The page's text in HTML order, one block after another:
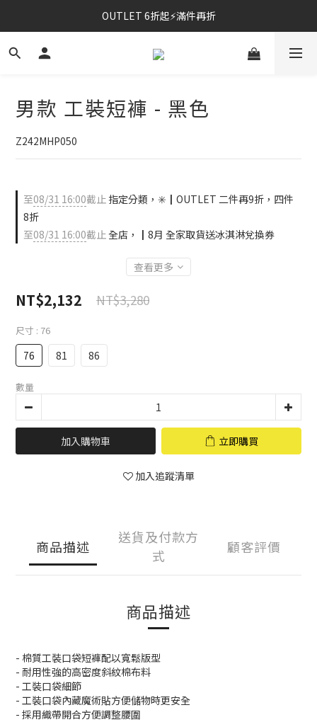
⚡春夏新品｜二件85折
OUTLET 6折起⚡滿件再折
⚡春夏新品｜二件85折
男款 工裝短褲 - 黑色
Z242MHP050
至08/31 16:00截止 指定分類，✳️┃OUTLET 二件再9折，四件
8折
至08/31 16:00截止全店，┃8月 全家取貨送冰淇淋兌換券
查看更多
NT$2,132 NT$3,280
尺寸 : 76
76 81 86
數量
加入購物車 立即購買
加入追蹤清單
商品描述
送貨及付款方
式
顧客評價
商品描述
- 棉質工裝口袋短褲配以寬鬆版型
- 耐用性強的高密度斜紋棉布料
- 工裝口袋細節
- 工裝口袋內藏魔術貼方便儲物時更安全
- 採用織帶開合方便調整腰圍